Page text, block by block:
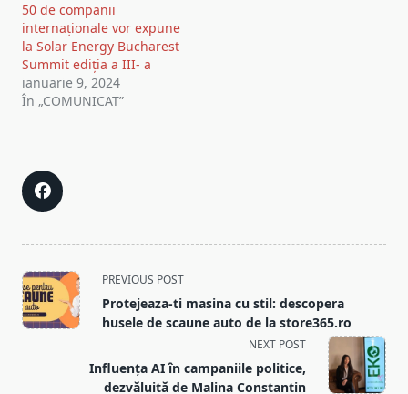
50 de companii
internaționale vor expune
la Solar Energy Bucharest
Summit ediția a III- a
ianuarie 9, 2024
În „COMUNICAT”
<span
class="nav-
subtitle
text">Page</span>
PREVIOUS POST
Protejeaza-ti masina cu stil: descopera
husele de scaune auto de la store365.ro
NEXT POST
Influența AI în campaniile politice,
dezvăluită de Malina Constantin